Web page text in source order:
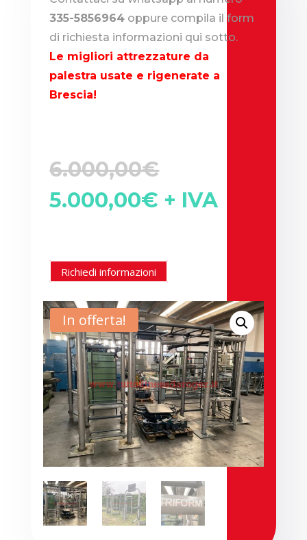
335-5856964 oppure compila il form
di richiesta informazioni qui sotto.
Le migliori attrezzature da
palestra usate e rigenerate a
Brescia!
6.000,00€Il
prezzo
era:
5.000,00€ Il
attuale
5.000,00€.
+ IVA
Richiedi informazioni
In offerta!